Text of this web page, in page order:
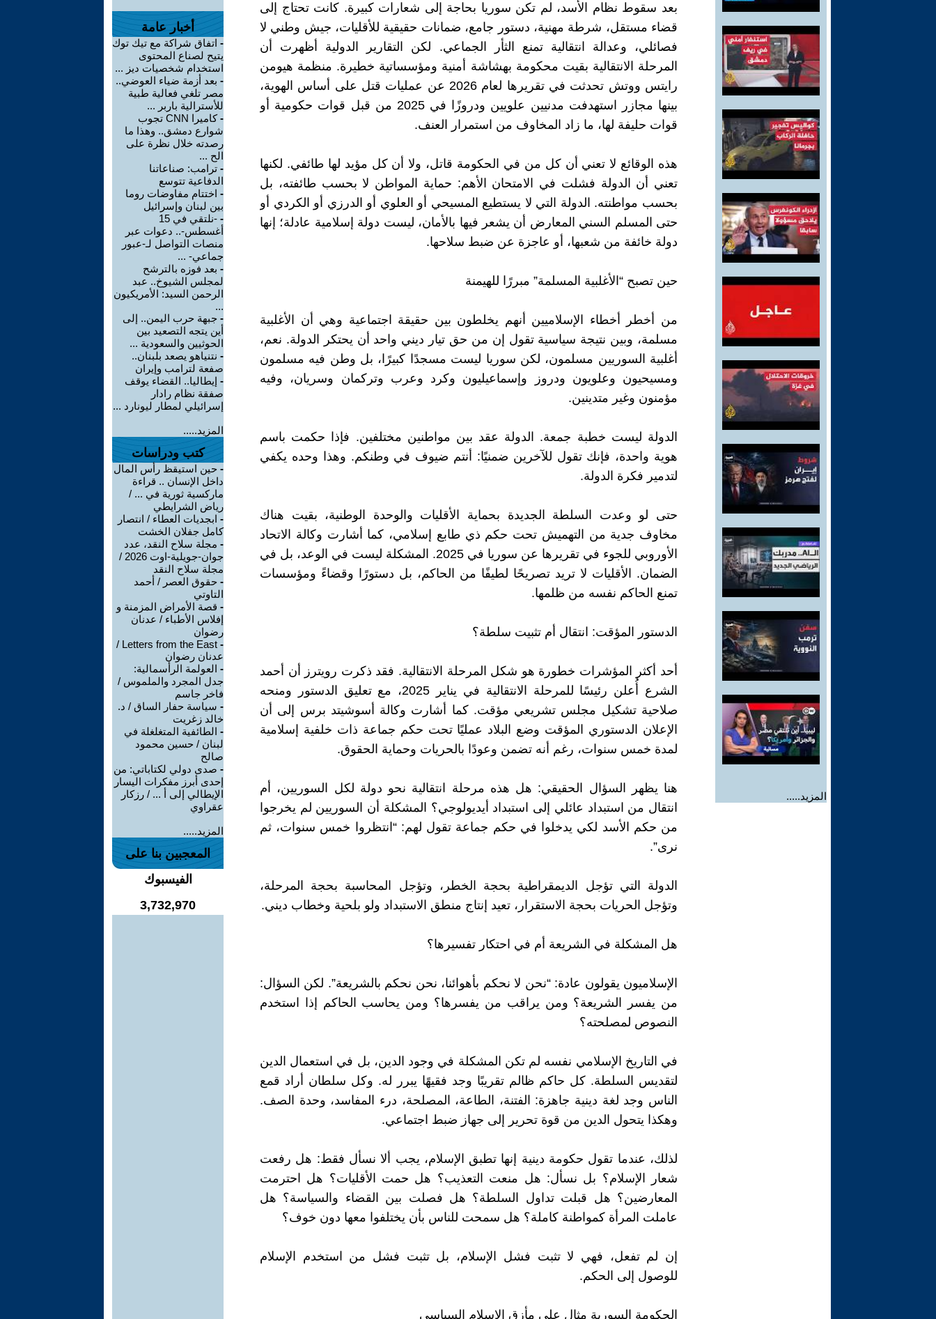
المزيد.....
بعد سقوط نظام الأسد، لم تكن سوريا بحاجة إلى شعارات كبيرة. كانت تحتاج إلى
قضاء مستقل، شرطة مهنية، دستور جامع، ضمانات حقيقية للأقليات، جيش وطني لا
فصائلي، وعدالة انتقالية تمنع الثأر الجماعي. لكن التقارير الدولية أظهرت أن
المرحلة الانتقالية بقيت محكومة بهشاشة أمنية ومؤسساتية خطيرة. منظمة هيومن
رايتس ووتش تحدثت في تقريرها لعام 2026 عن عمليات قتل على أساس الهوية،
بينها مجازر استهدفت مدنيين علويين ودروزًا في 2025 من قبل قوات حكومية أو
قوات حليفة لها، ما زاد المخاوف من استمرار العنف.
هذه الوقائع لا تعني أن كل من في الحكومة قاتل، ولا أن كل مؤيد لها طائفي. لكنها
تعني أن الدولة فشلت في الامتحان الأهم: حماية المواطن لا بحسب طائفته، بل
بحسب مواطنته. الدولة التي لا يستطيع المسيحي أو العلوي أو الدرزي أو الكردي أو
حتى المسلم السني المعارض أن يشعر فيها بالأمان، ليست دولة إسلامية عادلة؛ إنها
دولة خائفة من شعبها، أو عاجزة عن ضبط سلاحها.
حين تصبح “الأغلبية المسلمة” مبررًا للهيمنة
من أخطر أخطاء الإسلاميين أنهم يخلطون بين حقيقة اجتماعية وهي أن الأغلبية
مسلمة، وبين نتيجة سياسية تقول إن من حق تيار ديني واحد أن يحتكر الدولة. نعم،
أغلبية السوريين مسلمون، لكن سوريا ليست مسجدًا كبيرًا، بل وطن فيه مسلمون
ومسيحيون وعلويون ودروز وإسماعيليون وكرد وعرب وتركمان وسريان، وفيه
مؤمنون وغير متدينين.
الدولة ليست خطبة جمعة. الدولة عقد بين مواطنين مختلفين. فإذا حكمت باسم
هوية واحدة، فإنك تقول للآخرين ضمنيًا: أنتم ضيوف في وطنكم. وهذا وحده يكفي
لتدمير فكرة الدولة.
حتى لو وعدت السلطة الجديدة بحماية الأقليات والوحدة الوطنية، بقيت هناك
مخاوف جدية من التهميش تحت حكم ذي طابع إسلامي، كما أشارت وكالة الاتحاد
الأوروبي للجوء في تقريرها عن سوريا في 2025. المشكلة ليست في الوعد، بل في
الضمان. الأقليات لا تريد تصريحًا لطيفًا من الحاكم، بل دستورًا وقضاءً ومؤسسات
تمنع الحاكم نفسه من ظلمها.
الدستور المؤقت: انتقال أم تثبيت سلطة؟
أحد أكثر المؤشرات خطورة هو شكل المرحلة الانتقالية. فقد ذكرت رويترز أن أحمد
الشرع أُعلن رئيسًا للمرحلة الانتقالية في يناير 2025، مع تعليق الدستور ومنحه
صلاحية تشكيل مجلس تشريعي مؤقت. كما أشارت وكالة أسوشيتد برس إلى أن
الإعلان الدستوري المؤقت وضع البلاد عمليًا تحت حكم جماعة ذات خلفية إسلامية
لمدة خمس سنوات، رغم أنه تضمن وعودًا بالحريات وحماية الحقوق.
هنا يظهر السؤال الحقيقي: هل هذه مرحلة انتقالية نحو دولة لكل السوريين، أم
انتقال من استبداد عائلي إلى استبداد أيديولوجي؟ المشكلة أن السوريين لم يخرجوا
من حكم الأسد لكي يدخلوا في حكم جماعة تقول لهم: “انتظروا خمس سنوات، ثم
نرى”.
الدولة التي تؤجل الديمقراطية بحجة الخطر، وتؤجل المحاسبة بحجة المرحلة،
وتؤجل الحريات بحجة الاستقرار، تعيد إنتاج منطق الاستبداد ولو بلحية وخطاب ديني.
هل المشكلة في الشريعة أم في احتكار تفسيرها؟
الإسلاميون يقولون عادة: “نحن لا نحكم بأهوائنا، نحن نحكم بالشريعة”. لكن السؤال:
من يفسر الشريعة؟ ومن يراقب من يفسرها؟ ومن يحاسب الحاكم إذا استخدم
النصوص لمصلحته؟
في التاريخ الإسلامي نفسه لم تكن المشكلة في وجود الدين، بل في استعمال الدين
لتقديس السلطة. كل حاكم ظالم تقريبًا وجد فقيهًا يبرر له. وكل سلطان أراد قمع
الناس وجد لغة دينية جاهزة: الفتنة، الطاعة، المصلحة، درء المفاسد، وحدة الصف.
وهكذا يتحول الدين من قوة تحرير إلى جهاز ضبط اجتماعي.
لذلك، عندما تقول حكومة دينية إنها تطبق الإسلام، يجب ألا نسأل فقط: هل رفعت
شعار الإسلام؟ بل نسأل: هل منعت التعذيب؟ هل حمت الأقليات؟ هل احترمت
المعارضين؟ هل قبلت تداول السلطة؟ هل فصلت بين القضاء والسياسة؟ هل
عاملت المرأة كمواطنة كاملة؟ هل سمحت للناس بأن يختلفوا معها دون خوف؟
إن لم تفعل، فهي لا تثبت فشل الإسلام، بل تثبت فشل من استخدم الإسلام
للوصول إلى الحكم.
الحكومة السورية مثال على مأزق الإسلام السياسي
أخبار عامة
- اتفاق شراكة مع تيك توك
يتيح لصناع المحتوى
استخدام شخصيات ديز ...
- بعد أزمة ضياء العوضي..
مصر تلغي فعالية طبية
للأسترالية باربر ...
-
كاميرا CNN تجوب
شوارع دمشق.. وهذا ما
رصدته خلال نظرة على
الح ...
- ترامب: صناعاتنا
الدفاعية تتوسع
- اختتام مفاوضات روما
بين لبنان وإسرائيل
-
-نلتقي في 15
أغسطس-.. دعوات عبر
منصات التواصل لـ-عبور
جماعي- ...
- بعد فوزه بالترشح
لمجلس الشيوخ.. عبد
الرحمن السيد: الأمريكيون
...
- جبهة حرب اليمن.. إلى
أين يتجه التصعيد بين
الحوثيين والسعودية ...
- نتنياهو يصعد بلبنان..
صفعة لترامب وإيران
- إيطاليا.. القضاء يوقف
صفقة نظام رادار
إسرائيلي لمطار ليونارد ...
المزيد.....
كتب ودراسات
- حين استيقظ رأس المال
داخل الإنسان .. قراءة
ماركسية ثورية في ... /
رياض الشرايطي
- ابجديات العطاء / انتصار
كامل جفلان الخشت
- مجلة سلاح النقد، عدد
جوان-جويلية-اوت 2026 /
مجلة سلاح النقد
- حقوق العصر / أحمد
التاوتي
- قصة الأمراض المزمنة و
إفلاس الأطباء / عدنان
رضوان
-
Letters from the East /
عدنان رضوان
- العولمة الرأسمالية:
جدل المجرد والملموس /
فاخر جاسم
- سياسة حفار الساق / د.
خالد زغريت
- الطائفية المتغلغلة في
لبنان / حسين محمود
صالح
- صدى دولي لكتاباتي: من
إحدى أبرز مفكرات اليسار
الإيطالي إلى أ ... / رزكار
عقراوي
المزيد.....
المعجبين بنا على
الفيسبوك
3,732,970